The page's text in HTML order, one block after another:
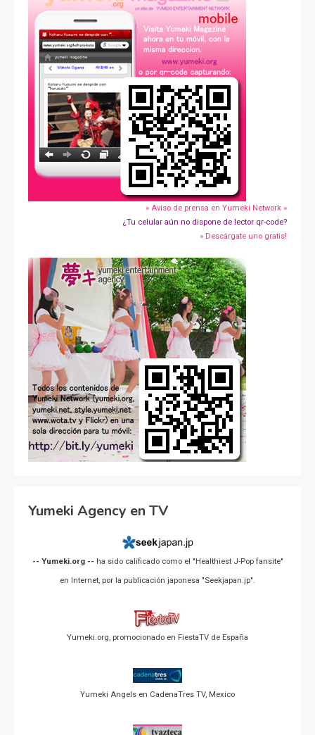
» Aviso de prensa en Yumeki Network »
¿Tu celular aún no dispone de lector qr-code?
» Descárgate uno gratis!
Yumeki Agency en TV
-- Yumeki.org -- ha sido calificado como el "Healthiest J-Pop fansite"
en Internet, por la publicación japonesa "Seekjapan.jp".
Yumeki.org, promocionado en FiestaTV de España
Yumeki Angels en CadenaTres TV, Mexico